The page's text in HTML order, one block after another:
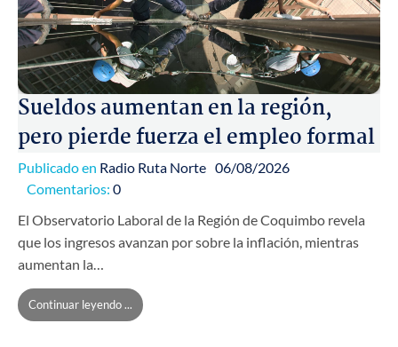
Sueldos aumentan en la región,
pero pierde fuerza el empleo formal
Publicado en Radio Ruta Norte 06/08/2026
Comentarios: 0
El Observatorio Laboral de la Región de Coquimbo revela
que los ingresos avanzan por sobre la inflación, mientras
aumentan la…
Continuar leyendo ...